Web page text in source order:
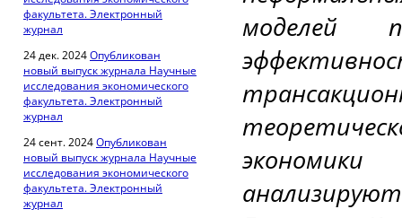
факультета. Электронный
журнал
24 дек. 2024Опубликован
новый выпуск журнала Научные
исследования экономического
факультета. Электронный
журнал
24 сент. 2024Опубликован
новый выпуск журнала Научные
исследования экономического
факультета. Электронный
журнал
моделей